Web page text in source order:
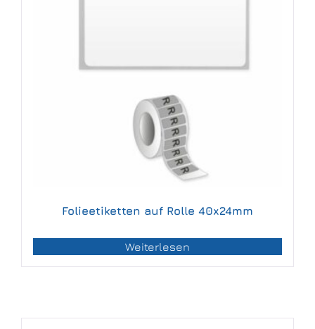
Folieetiketten auf Rolle 40x24mm
Weiterlesen